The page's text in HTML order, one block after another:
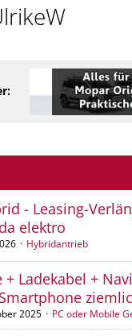
- Leasing-
elektro
Hybridantrieb
+ Ladekabel +
2025 PC oder Mobile